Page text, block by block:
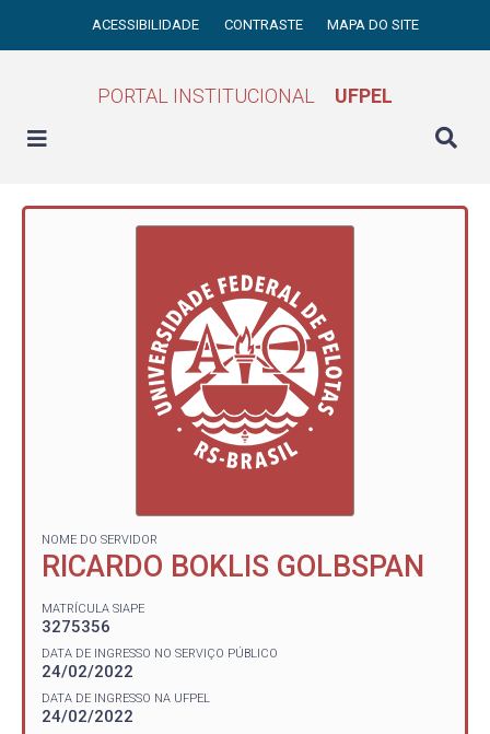
ACESSIBILIDADE CONTRASTE MAPA DO SITE
PORTAL INSTITUCIONAL UFPEL
NOME DO SERVIDOR
RICARDO BOKLIS GOLBSPAN
MATRÍCULA SIAPE
3275356
DATA DE INGRESSO NO SERVIÇO PÚBLICO
24/02/2022
DATA DE INGRESSO NA UFPEL
24/02/2022